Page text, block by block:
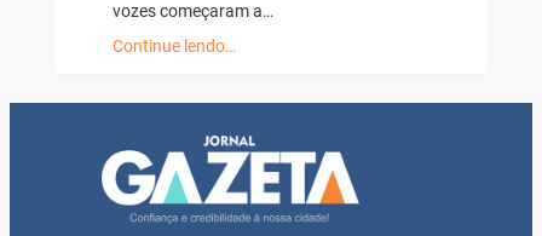
vozes começaram a…
Continue lendo…